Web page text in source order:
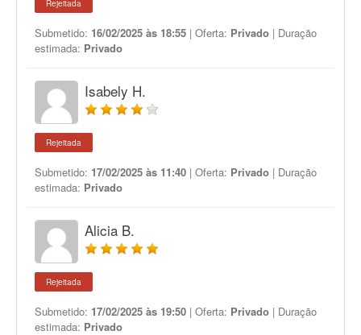
Rejeitada
Submetido: 16/02/2025 às 18:55 | Oferta: Privado | Duração
estimada: Privado
Isabely H.
Rejeitada
Submetido: 17/02/2025 às 11:40 | Oferta: Privado | Duração
estimada: Privado
Alicia B.
Rejeitada
Submetido: 17/02/2025 às 19:50 | Oferta: Privado | Duração
estimada: Privado